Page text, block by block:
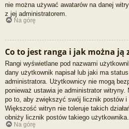
nie można używać awatarów na danej
z jej administratorem.
Na górę
Co to jest ranga i jak można ją
Rangi wyświetlane pod nazwami
dany użytkownik napisał lub jaki ma
administratora. Użytkownicy nie mogą
ponieważ ustawia je administrator
po to, aby zwiększyć swój licznik postów i
Większość witryn nie toleruje takich
obniży licznik postów takiego użytkownika.
Na górę